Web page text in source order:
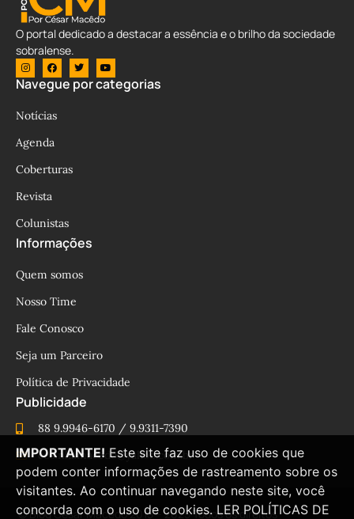
O portal dedicado a destacar a essência e o brilho da sociedade
sobralense.
Navegue por categorias
Notícias
Agenda
Coberturas
Revista
Colunistas
Informações
Quem somos
Nosso Time
Fale Conosco
Seja um Parceiro
Política de Privacidade
Publicidade
88 9.9946-6170 / 9.9311-7390
cesinhamacedo@yahoo.com.br
© Blog César Macêdo 2015 – 2025 Todos os direitos
IMPORTANTE! Este site faz uso de cookies que
podem conter informações de rastreamento sobre os
visitantes. Ao continuar navegando neste site, você
concorda com o uso de cookies. LER POLÍTICAS DE